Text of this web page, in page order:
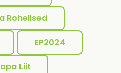
Rohelised
EP2024
Liit